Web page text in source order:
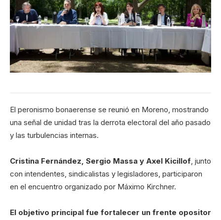
El peronismo bonaerense se reunió en Moreno, mostrando
una señal de unidad tras la derrota electoral del año pasado
y las turbulencias internas.
Cristina Fernández, Sergio Massa y Axel Kicillof, junto
con intendentes, sindicalistas y legisladores, participaron
en el encuentro organizado por Máximo Kirchner.
El objetivo principal fue fortalecer un frente opositor